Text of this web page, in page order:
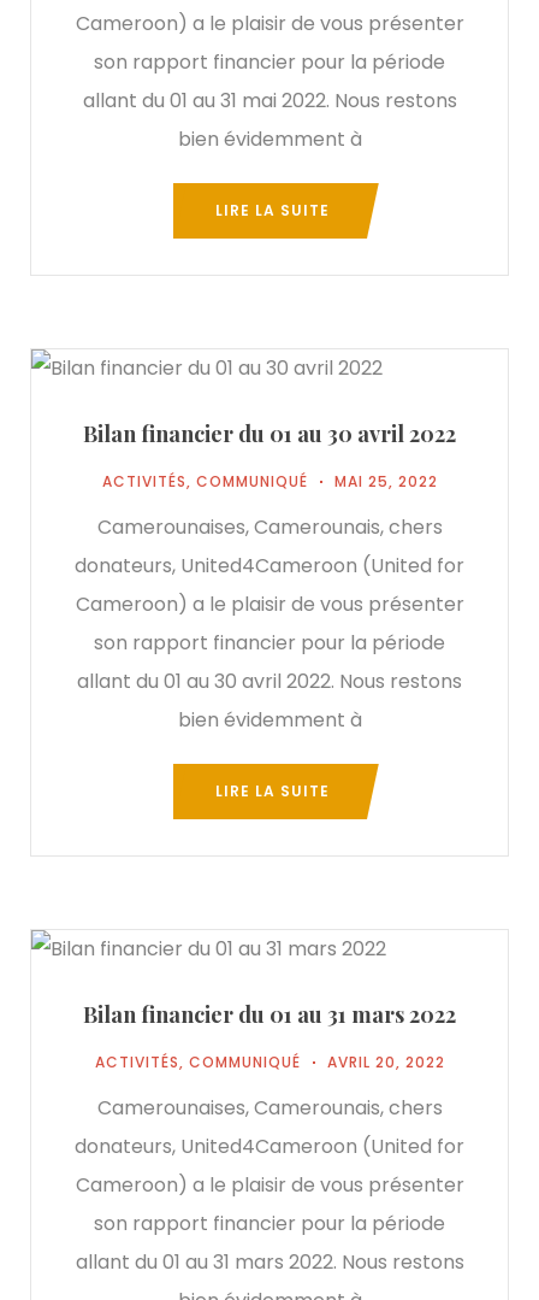
Cameroon) a le plaisir de vous présenter
son rapport financier pour la période
allant du 01 au 31 mai 2022. Nous restons
bien évidemment à
LIRE LA SUITE
Bilan financier du 01 au 30 avril 2022
ACTIVITÉS, COMMUNIQUÉ MAI 25, 2022
Camerounaises, Camerounais, chers
donateurs, United4Cameroon (United for
Cameroon) a le plaisir de vous présenter
son rapport financier pour la période
allant du 01 au 30 avril 2022. Nous restons
bien évidemment à
LIRE LA SUITE
Bilan financier du 01 au 31 mars 2022
ACTIVITÉS, COMMUNIQUÉ AVRIL 20, 2022
Camerounaises, Camerounais, chers
donateurs, United4Cameroon (United for
Cameroon) a le plaisir de vous présenter
son rapport financier pour la période
allant du 01 au 31 mars 2022. Nous restons